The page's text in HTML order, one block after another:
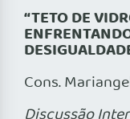
“TETO DE
Cons.